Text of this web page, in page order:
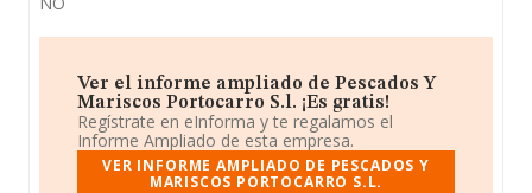
Ver el informe ampliado de Pescados Y
Mariscos Portocarro S.l. ¡Es gratis!
Regístrate en eInforma y te regalamos el
Informe Ampliado de esta empresa.
VER INFORME AMPLIADO DE PESCADOS Y
MARISCOS PORTOCARRO S.L.